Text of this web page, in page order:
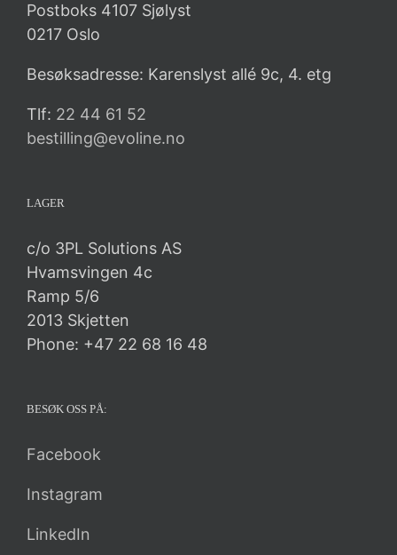
Postboks 4107 Sjølyst
0217 Oslo
Besøksadresse: Karenslyst allé 9c, 4. etg
Tlf: 22 44 61 52
bestilling@evoline.no
LAGER
c/o 3PL Solutions AS
Hvamsvingen 4c
Ramp 5/6
2013 Skjetten
Phone: +47 22 68 16 48
BESØK OSS PÅ:
Facebook
Instagram
LinkedIn